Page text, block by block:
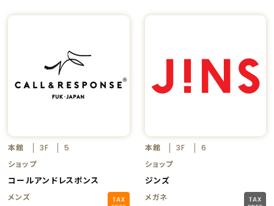
本館 3F
5
ショップ
コールアンドレスポンス
メンズ
本館 3F
6
ショップ
ジンズ
メガネ